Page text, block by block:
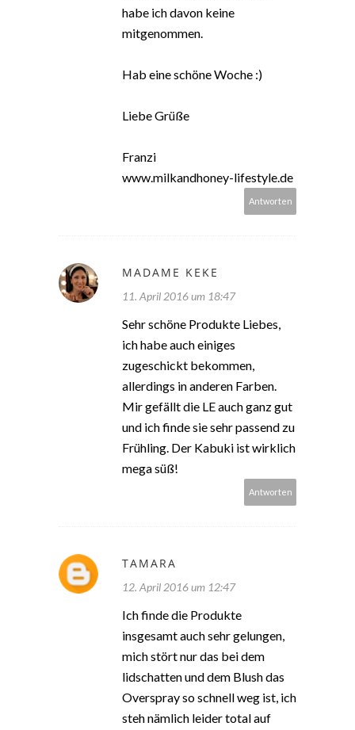
habe ich davon keine
mitgenommen.
Hab eine schöne Woche :)
Liebe Grüße
Franzi
www.milkandhoney-lifestyle.de
Antworten
MADAME KEKE
11. April 2016 um 18:47
Sehr schöne Produkte Liebes,
ich habe auch einiges
zugeschickt bekommen,
allerdings in anderen Farben.
Mir gefällt die LE auch ganz gut
und ich finde sie sehr passend zu
Frühling. Der Kabuki ist wirklich
mega süß!
Antworten
TAMARA
12. April 2016 um 12:47
Ich finde die Produkte
insgesamt auch sehr gelungen,
mich stört nur das bei dem
lidschatten und dem Blush das
Overspray so schnell weg ist, ich
steh nämlich leider total auf